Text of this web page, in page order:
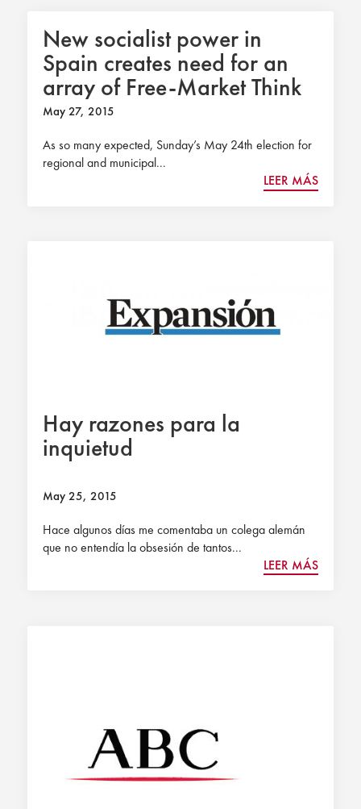
New socialist power in
Spain creates need for an
array of Free-Market Think
Tanks
May 27, 2015
As so many expected, Sunday’s May 24th election for
regional and municipal...
LEER MÁS
Hay razones para la
inquietud
May 25, 2015
Hace algunos días me comentaba un colega alemán
que no entendía la obsesión de tantos...
LEER MÁS